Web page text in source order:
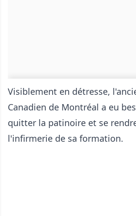
Visiblement en détresse,
Canadien de Montréal a eu
quitter la patinoire et se
l'infirmerie de sa formation.